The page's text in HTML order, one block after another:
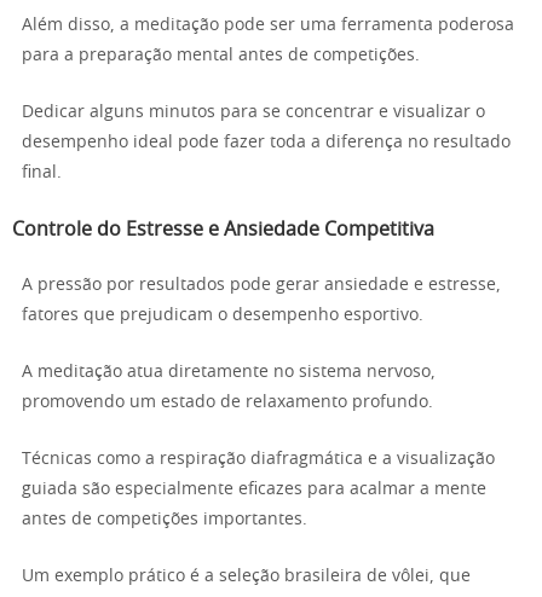
Além disso, a meditação pode ser uma ferramenta poderosa
para a preparação mental antes de competições.
Dedicar alguns minutos para se concentrar e visualizar o
desempenho ideal pode fazer toda a diferença no resultado
final.
Controle do Estresse e Ansiedade Competitiva
A pressão por resultados pode gerar ansiedade e estresse,
fatores que prejudicam o desempenho esportivo.
A meditação atua diretamente no sistema nervoso,
promovendo um estado de relaxamento profundo.
Técnicas como a respiração diafragmática e a visualização
guiada são especialmente eficazes para acalmar a mente
antes de competições importantes.
Um exemplo prático é a seleção brasileira de vôlei, que